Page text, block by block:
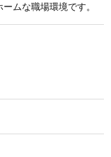
ムな職場環境です。